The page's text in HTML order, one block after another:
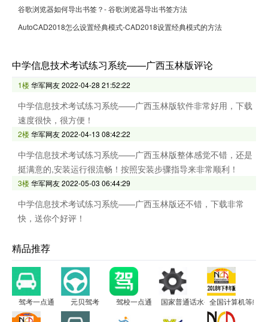
谷歌浏览器如何导出书签？- 谷歌浏览器导出书签方法
AutoCAD2018怎么设置经典模式-CAD2018设置经典模式的方法
中学信息技术考试练习系统——广西玉林版评论
1楼华军网友2022-04-28 21:52:22
中学信息技术考试练习系统——广西玉林版软件非常好用，下载
速度很快，很方便！
2楼华军网友2022-04-13 08:42:22
中学信息技术考试练习系统——广西玉林版整体感觉不错，还是
挺满意的,安装运行很流畅！按照安装步骤指导来非常顺利！
3楼华军网友2022-05-03 06:44:29
中学信息技术考试练习系统——广西玉林版还不错，下载非常
快，送你个好评！
精品推荐
驾考一点通 元贝驾考 驾校一点通 国家普通话水平测试模拟测试及
全国计算机等级